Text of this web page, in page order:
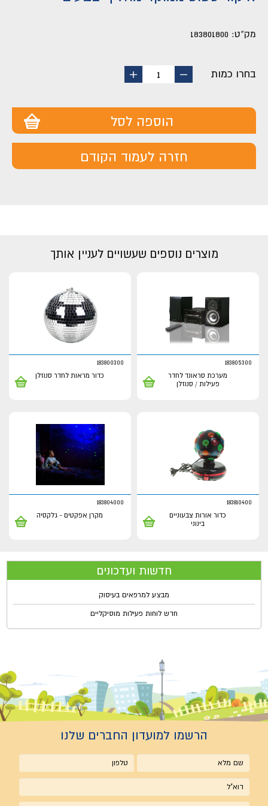
מק"ט: 183801800
בחרו כמות
החסר
1
הוסף
הוספה לסל
חזרה לעמוד הקודם
מוצרים נוספים שעשויים לעניין אותך
183805300
מערכת סראונד לחדר
פעילות / סנוזלן
183800300
כדור מראות לחדר סנוזלן
183810400
כדור אורות צבעוניים
בינוני
183804000
מקרן אפקטים - גלקסיה
חדשות ועדכונים
מבצע למרפאים בעיסוק
חדש לוחות פעילות מוסיקליים
הרשמו למועדון החברים שלנו
שם
מלא
טלפון
אימייל